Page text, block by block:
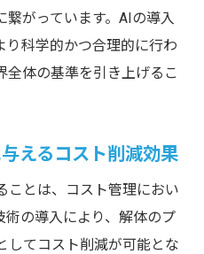
繋がっています。AIの導入
り科学的かつ合理的に行わ
全体の基準を引き上げるこ
えるコスト削減効果
ことは、コスト管理におい
術の導入により、解体のプ
してコスト削減が可能とな